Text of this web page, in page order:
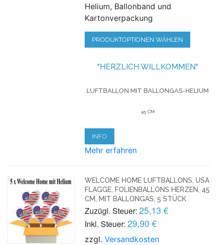
Helium, Ballonband und
Kartonverpackung
PRODUKTOPTIONEN WÄHLEN
"HERZLICH WILLKOMMEN"
LUFTBALLON MIT BALLONGAS-HELIUM
45 CM
INFO
Mehr erfahren
WELCOME HOME LUFTBALLONS, USA
FLAGGE, FOLIENBALLONS HERZEN, 45
CM, MIT BALLONGAS, 5 STÜCK
Zuzügl. Steuer: 25,13 €
Inkl. Steuer: 29,90 €
zzgl.Versandkosten